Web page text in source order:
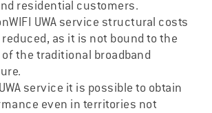
residential customers.
UWA service structural costs
as it is not bound to the
the traditional broadband
service it is possible to obtain
even in territories not